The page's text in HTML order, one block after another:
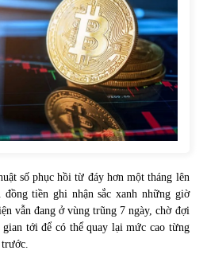
cuộc đấu giá đất ở Thanh Hoá
ngân hàng tiếp tục tăng mạnh
ngày 30/5/2022: Top 10 cổ phiếu nổi bật
số phục hồi từ đáy hơn một tháng lên
tiền ghi nhận sắc xanh những giờ
vẫn đang ở vùng trũng 7 ngày, chờ đợi
tới để có thể quay lại mức cao từng